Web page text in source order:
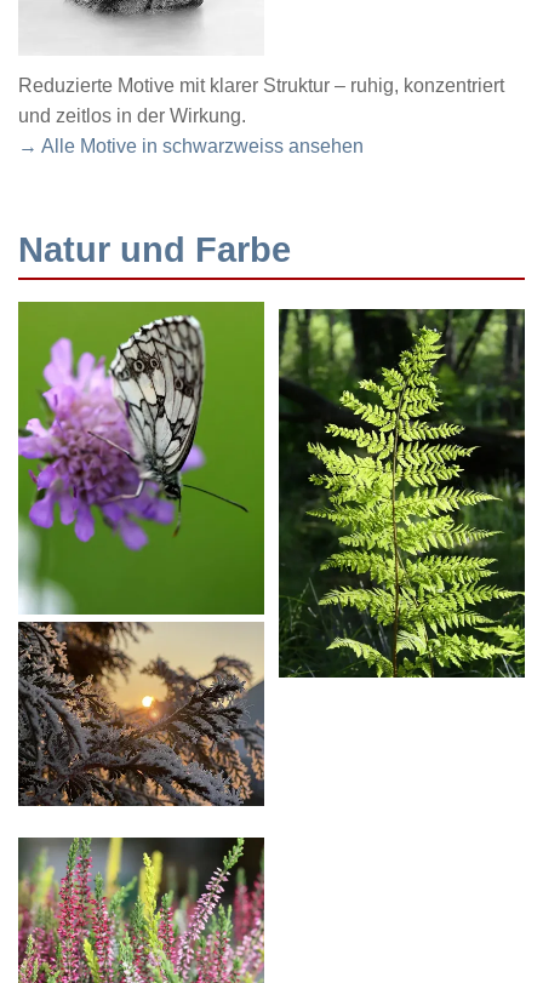
Reduzierte Motive mit klarer Struktur – ruhig, konzentriert
und zeitlos in der Wirkung.
→ Alle Motive in schwarzweiss ansehen
Natur und Farbe